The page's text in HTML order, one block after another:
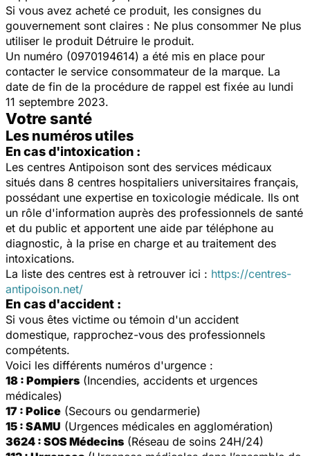
Si vous avez acheté ce produit, les consignes du
gouvernement sont claires : Ne plus consommer Ne plus
utiliser le produit Détruire le produit.
Un numéro (0970194614) a été mis en place pour
contacter le service consommateur de la marque. La
date de fin de la procédure de rappel est fixée au lundi
11 septembre 2023.
Votre santé
Les numéros utiles
En cas d'intoxication :
Les centres Antipoison sont des services médicaux
situés dans 8 centres hospitaliers universitaires français,
possédant une expertise en toxicologie médicale. Ils ont
un rôle d'information auprès des professionnels de santé
et du public et apportent une aide par téléphone au
diagnostic, à la prise en charge et au traitement des
intoxications.
La liste des centres est à retrouver ici : https://centres-
antipoison.net/
En cas d'accident :
Si vous êtes victime ou témoin d'un accident
domestique, rapprochez-vous des professionnels
compétents.
Voici les différents numéros d'urgence :
18 : Pompiers (Incendies, accidents et urgences
médicales)
17 : Police (Secours ou gendarmerie)
15 : SAMU (Urgences médicales en agglomération)
3624 : SOS Médecins (Réseau de soins 24H/24)